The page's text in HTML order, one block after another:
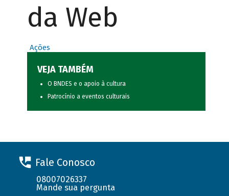
da Web
Ações
VEJA TAMBÉM
O BNDES e o apoio à cultura
Patrocínio a eventos culturais
Fale Conosco
08007026337
Mande sua pergunta